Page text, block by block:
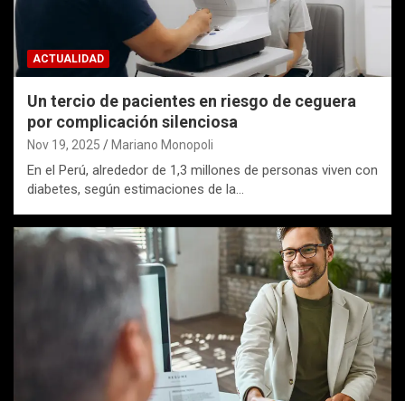
ACTUALIDAD
Un tercio de pacientes en riesgo de ceguera
por complicación silenciosa
Nov 19, 2025 Mariano Monopoli
En el Perú, alrededor de 1,3 millones de personas viven con
diabetes, según estimaciones de la…